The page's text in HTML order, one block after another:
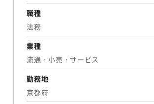
職種
法務
業種
流通・小売・サービス
勤務地
京都府